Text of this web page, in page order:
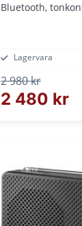
Bluetooth,
Lagervara
2 980 kr
2 480 kr